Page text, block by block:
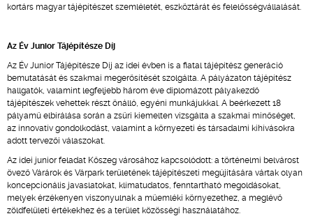
kortárs magyar tájépítészet szemléletét, eszköztárát és felelősségvállalását.
Az Év Junior Tájépítésze Díj
Az Év Junior Tájépítésze Díj az idei évben is a fiatal tájépítész generáció
bemutatását és szakmai megerősítését szolgálta. A pályázaton tájépítész
hallgatók, valamint legfeljebb három éve diplomázott pályakezdő
tájépítészek vehettek részt önálló, egyéni munkájukkal. A beérkezett 18
pályamű elbírálása során a zsűri kiemelten vizsgálta a szakmai minőséget,
az innovatív gondolkodást, valamint a környezeti és társadalmi kihívásokra
adott tervezői válaszokat.
Az idei junior feladat Kőszeg városához kapcsolódott: a történelmi belvárost
övező Várárok és Várpark területének tájépítészeti megújítására vártak olyan
koncepcionális javaslatokat, klímatudatos, fenntartható megoldásokat,
melyek érzékenyen viszonyulnak a műemléki környezethez, a meglévő
zöldfelületi értékekhez és a terület közösségi használatához.